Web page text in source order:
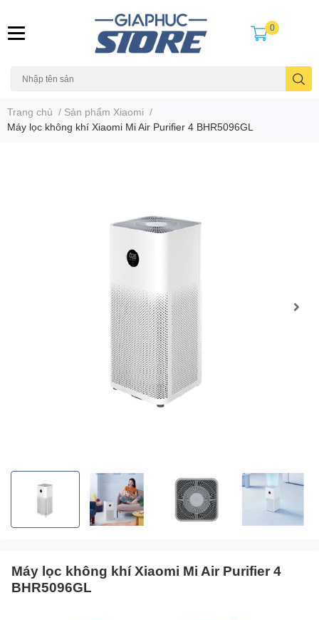
0
Trang chủ / Sản phẩm Xiaomi /
Máy lọc không khí Xiaomi Mi Air Purifier 4 BHR5096GL
Máy lọc không khí Xiaomi Mi Air Purifier 4
BHR5096GL